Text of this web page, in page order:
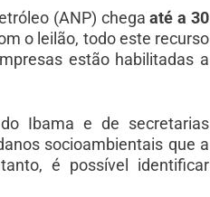
(ANP) chegaaté a 30
o leilão, todo este recurso
estão habilitadas a
Ibama e de secretarias
socioambientais que a
é possível identificar